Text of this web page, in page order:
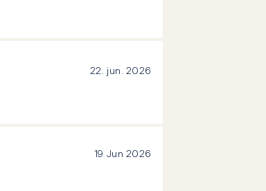
22. jun. 2026
19 Jun 2026